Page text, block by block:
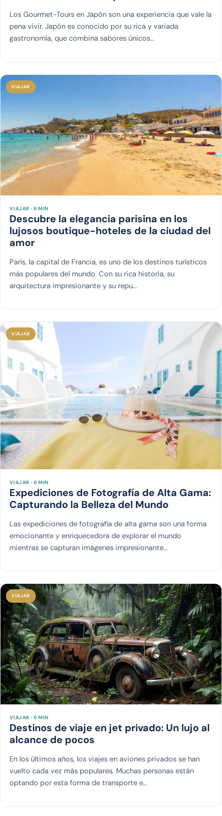
Los Gourmet-Tours en Japón son una experiencia que vale la
pena vivir. Japón es conocido por su rica y variada
gastronomía, que combina sabores únicos…
VIAJAR
VIAJAR · 6 MIN
Descubre la elegancia parisina en los
lujosos boutique-hoteles de la ciudad del
amor
París, la capital de Francia, es uno de los destinos turísticos
más populares del mundo. Con su rica historia, su
arquitectura impresionante y su repu…
VIAJAR
VIAJAR · 6 MIN
Expediciones de Fotografía de Alta Gama:
Capturando la Belleza del Mundo
Las expediciones de fotografía de alta gama son una forma
emocionante y enriquecedora de explorar el mundo
mientras se capturan imágenes impresionante…
VIAJAR
VIAJAR · 6 MIN
Destinos de viaje en jet privado: Un lujo al
alcance de pocos
En los últimos años, los viajes en aviones privados se han
vuelto cada vez más populares. Muchas personas están
optando por esta forma de transporte e…